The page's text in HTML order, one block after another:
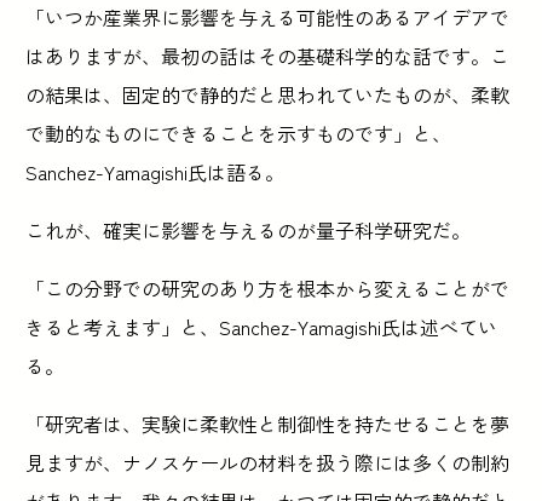
「いつか産業界に影響を与える可能性のあるアイデアで
はありますが、最初の話はその基礎科学的な話です。こ
の結果は、固定的で静的だと思われていたものが、柔軟
で動的なものにできることを示すものです」と、
Sanchez-Yamagishi氏は語る。
これが、確実に影響を与えるのが量子科学研究だ。
「この分野での研究のあり方を根本から変えることがで
きると考えます」と、Sanchez-Yamagishi氏は述べてい
る。
「研究者は、実験に柔軟性と制御性を持たせることを夢
見ますが、ナノスケールの材料を扱う際には多くの制約